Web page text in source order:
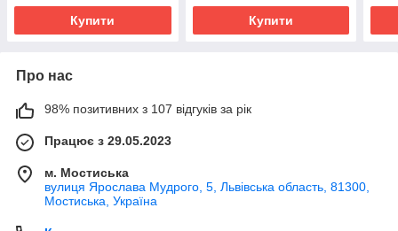
Купити Купити
Про нас
98% позитивних з 107 відгуків за рік
Працює з 29.05.2023
м. Мостиська
вулиця Ярослава Мудрого, 5, Львівська область, 81300,
Мостиська, Україна